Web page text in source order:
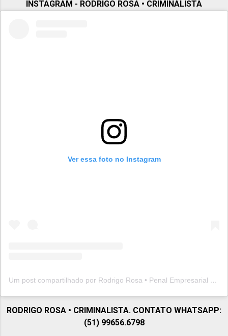
Canela com Atuação Completa no Direito Penal. A
INSTAGRAM - RODRIGO ROSA • CRIMINALISTA
Ver essa foto no Instagram
Um post compartilhado por Rodrigo Rosa • Penal Empresarial (@rodrigorosapenal)
RODRIGO ROSA • CRIMINALISTA. CONTATO WHATSAPP:
(51) 99656.6798